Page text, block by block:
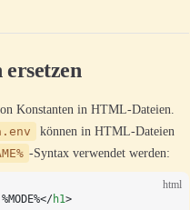
Konstanten in HTML-Dateien.
können in HTML-Dateien
-Syntax verwendet werden:
html
h1>